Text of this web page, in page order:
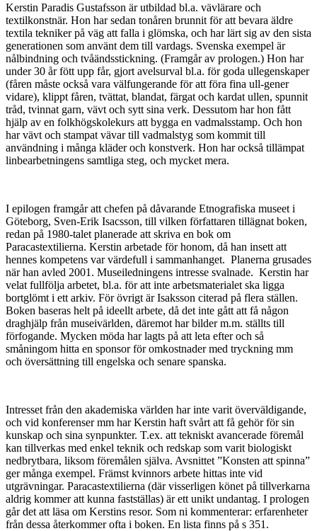
Kerstin Paradis Gustafsson är utbildad bl.a. vävlärare och
textilkonstnär. Hon har sedan tonåren brunnit för att bevara äldre
textila tekniker på väg att falla i glömska, och har lärt sig av den sista
generationen som använt dem till vardags. Svenska exempel är
nålbindning och tvåändsstickning. (Framgår av prologen.) Hon har
under 30 år fött upp får, gjort avelsurval bl.a. för goda ullegenskaper
(fåren måste också vara välfungerande för att föra fina ull-gener
vidare), klippt fåren, tvättat, blandat, färgat och kardat ullen, spunnit
tråd, tvinnat garn, vävt och sytt sina verk. Dessutom har hon fått
hjälp av en folkhögskolekurs att bygga en vadmalsstamp. Och hon
har vävt och stampat vävar till vadmalstyg som kommit till
användning i många kläder och konstverk. Hon har också tillämpat
linbearbetningens samtliga steg, och mycket mera.
I epilogen framgår att chefen på dåvarande Etnografiska museet i
Göteborg, Sven-Erik Isacsson, till vilken författaren tillägnat boken,
redan på 1980-talet planerade att skriva en bok om
Paracastextilierna. Kerstin arbetade för honom, då han insett att
hennes kompetens var värdefull i sammanhanget. Planerna grusades
när han avled 2001. Museiledningens intresse svalnade. Kerstin har
velat fullfölja arbetet, bl.a. för att inte arbetsmaterialet ska ligga
bortglömt i ett arkiv. För övrigt är Isaksson citerad på flera ställen.
Boken baseras helt på ideellt arbete, då det inte gått att få någon
draghjälp från museivärlden, däremot har bilder m.m. ställts till
förfogande. Mycken möda har lagts på att leta efter och så
småningom hitta en sponsor för omkostnader med tryckning mm
och översättning till engelska och senare spanska.
Intresset från den akademiska världen har inte varit överväldigande,
och vid konferenser mm har Kerstin haft svårt att få gehör för sin
kunskap och sina synpunkter. T.ex. att tekniskt avancerade föremål
kan tillverkas med enkel teknik och redskap som varit biologiskt
nedbrytbara, liksom föremålen själva. Avsnittet ”Konsten att spinna”
ger många exempel. Främst kvinnors arbete hittas inte vid
utgrävningar. Paracastextilierna (där visserligen könet på tillverkarna
aldrig kommer att kunna fastställas) är ett unikt undantag. I prologen
går det att läsa om Kerstins resor. Som ni kommenterar: erfarenheter
från dessa återkommer ofta i boken. En lista finns på s 351.